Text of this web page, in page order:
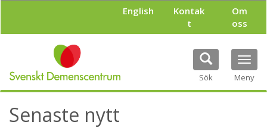
l
English
Kontak
t
Om
oss
Sök Meny
Senaste nytt